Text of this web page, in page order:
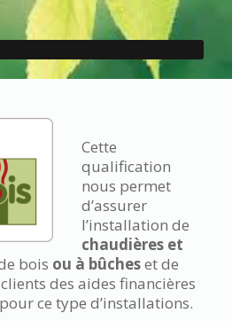
Cette
qualification
nous permet
d’assurer
l’installation de
chaudières et
bois ou à bûcheset de
des aides financières
ce type d’installations.